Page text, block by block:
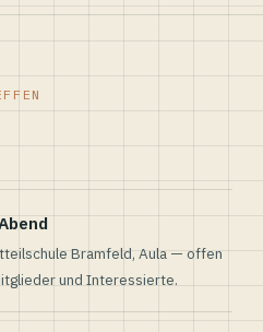
Bramfeld, Aula — offen
und Interessierte.